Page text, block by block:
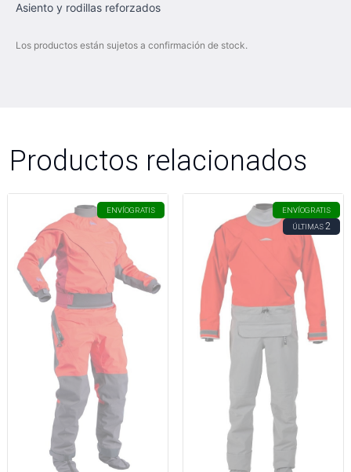
Asiento y rodillas reforzados
Los productos están sujetos a confirmación de stock.
Productos relacionados
ENVÍOGRATIS ENVÍOGRATIS
ÚLTIMAS2